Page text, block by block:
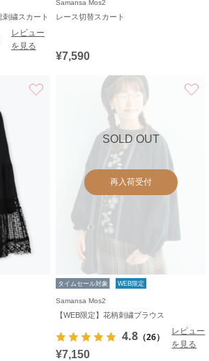
刺繍スカート
レビュー
を見る
Samansa Mos2
レース切替スカート
¥7,590
SOLD OUT
再入荷受付
タイムセール対象 WEB限定
Samansa Mos2
【WEB限定】花柄刺繍ブラウス
4.8 （26）
レビュー
を見る
¥7,150